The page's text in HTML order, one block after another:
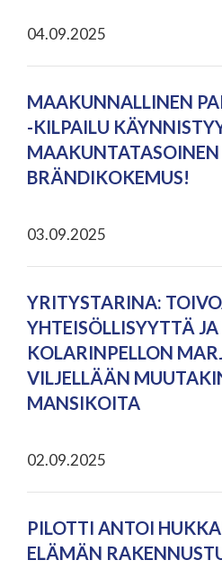
04.09.2025
MAAKUNNALLINEN
-KILPAILU
MAAKUNTATASOINEN
BRÄNDIKOKEMUS!
03.09.2025
YRITYSTARINA:
YHTEISÖLLISYYTTÄ
KOLARINPELLON
VILJELLÄÄN
MANSIKOITA
02.09.2025
PILOTTI ANTOI
ELÄMÄN